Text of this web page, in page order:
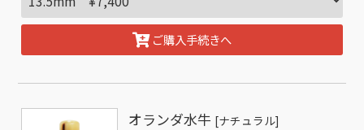
ご購入手続きへ
オランダ水牛 [ナチュラル]